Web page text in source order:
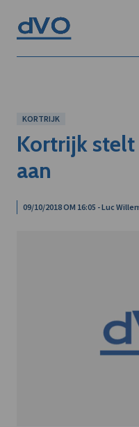
KORTRIJK
Kortrijk
aan
09/10/2018 OM 16:05 - Luc